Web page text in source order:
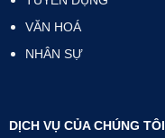
VĂN HOÁ
NHÂN SỰ
DỊCH VỤ CỦA CHÚNG TÔI